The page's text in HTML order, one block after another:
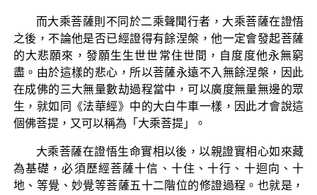
而大乘菩薩則不同於二乘聲聞行者，大乘菩薩在證悟
之後，不論他是否已經證得有餘涅槃，他一定會發起菩薩
的大悲願來，發願生生世世常住世間，自度度他永無窮
盡。由於這樣的悲心，所以菩薩永遠不入無餘涅槃，因此
在成佛的三大無量數劫過程當中，可以廣度無量無邊的眾
生，就如同《法華經》中的大白牛車一樣，因此才會說這
個佛菩提，又可以稱為「大乘菩提」。
大乘菩薩在證悟生命實相以後，以親證實相心如來藏
為基礎，必須歷經菩薩十信、十住、十行、十迴向、十
地、等覺、妙覺等菩薩五十二階位的修證過程。也就是，